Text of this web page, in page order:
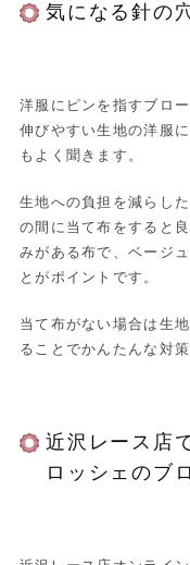
気になる針の
洋服にピンを指すブロ
伸びやすい生地の洋服
もよく聞きます。
生地への負担を減らし
の間に当て布をすると
みがある布で、ベージ
とがポイントです。
当て布がない場合は生
ることでかんたんな対策
近沢レース店
ロッシェのブ